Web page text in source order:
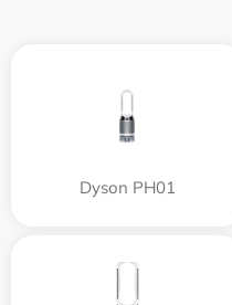
Dyson PH01